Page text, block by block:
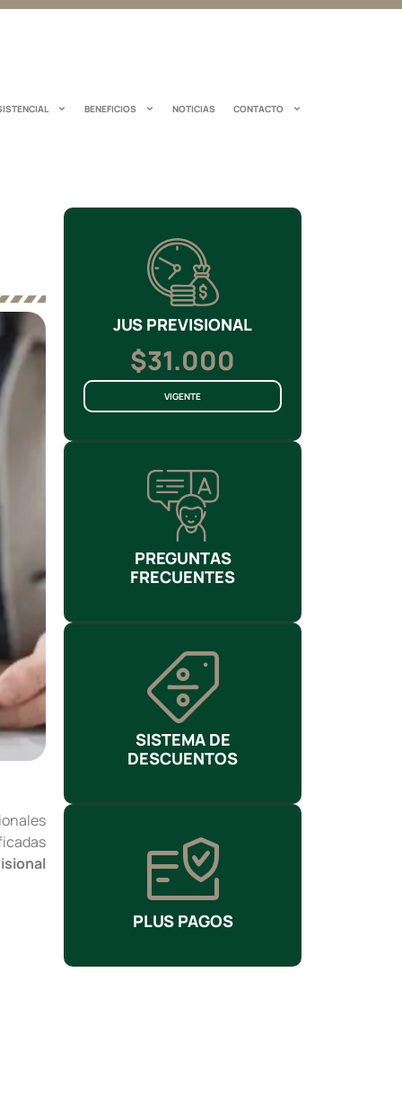
BENEFICIOS NOTICIAS CONTACTO
JUS PREVISIONAL
$31.000
VIGENTE
PREGUNTAS
FRECUENTES
SISTEMA DE
DESCUENTOS
PLUS PAGOS